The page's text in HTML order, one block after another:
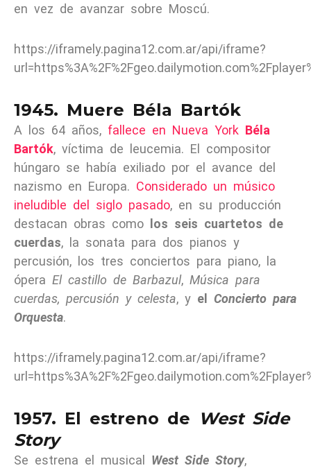
en vez de avanzar sobre Moscú.
https://iframely.pagina12.com.ar/api/iframe?
1945. Muere Béla Bartók
A los 64 años, fallece en Nueva York Béla
Bartók, víctima de leucemia. El compositor
húngaro se había exiliado por el avance del
nazismo en Europa. Considerado un músico
ineludible del siglo pasado, en su producción
destacan obras como
los seis cuartetos de
cuerdas, la sonata para dos pianos y
percusión, los tres conciertos para piano, la
ópera El castillo de Barbazul, Música para
cuerdas, percusión y celesta, y el Concierto para
Orquesta.
https://iframely.pagina12.com.ar/api/iframe?
1957. El estreno de West Side
Story
Se estrena el musical West Side Story,